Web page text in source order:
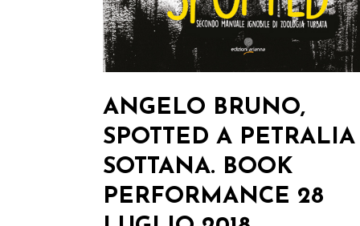
ANGELO BRUNO,
SPOTTED A PETRALIA
SOTTANA. BOOK
PERFORMANCE 28